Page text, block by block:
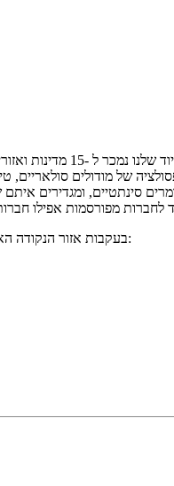
עד אוקטובר 2011,
של מודולים סולאריים,
סינתטיים, ומגדירים
בעקבות אזור הנקודה האדומה מייצג את נקודת המכירה של הרשת הארגונית: